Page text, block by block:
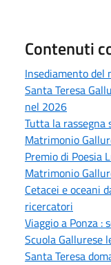
Contenuti
Insediamento del
Santa Teresa
nel 2026
Tutta la rassegna
Matrimonio
Premio di Poesia
Matrimonio
Cetacei e oceani
ricercatori
Viaggio a Ponza :
Scuola Gallurese
Santa Teresa